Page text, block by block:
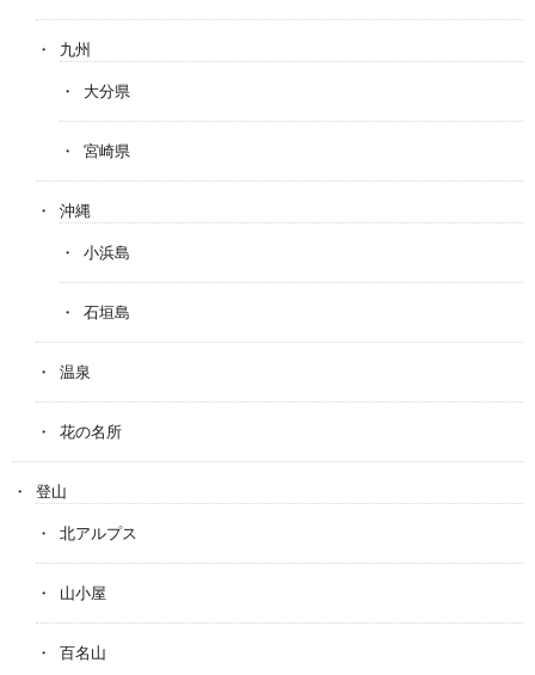
九州
大分県
宮崎県
沖縄
小浜島
石垣島
温泉
花の名所
登山
北アルプス
山小屋
百名山